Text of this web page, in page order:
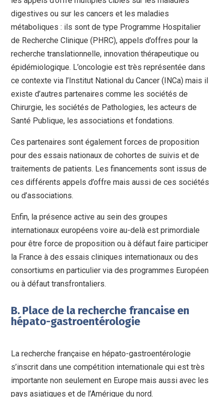
digestives ou sur les cancers et les maladies
métaboliques : ils sont de type Programme Hospitalier
de Recherche Clinique (PHRC), appels d’offres pour la
recherche translationnelle, innovation thérapeutique ou
épidémiologique. L’oncologie est très représentée dans
ce contexte via l’Institut National du Cancer (INCa) mais il
existe d’autres partenaires comme les sociétés de
Chirurgie, les sociétés de Pathologies, les acteurs de
Santé Publique, les associations et fondations.
Ces partenaires sont également forces de proposition
pour des essais nationaux de cohortes de suivis et de
traitements de patients. Les financements sont issus de
ces différents appels d’offre mais aussi de ces sociétés
ou d’associations.
Enfin, la présence active au sein des groupes
internationaux européens voire au-delà est primordiale
pour être force de proposition ou à défaut faire participer
la France à des essais cliniques internationaux ou des
consortiums en particulier via des programmes Européen
ou à défaut transfrontaliers.
B. Place de la recherche francaise en
hépato-gastroentérologie
La recherche française en hépato-gastroentérologie
s’inscrit dans une compétition internationale qui est très
importante non seulement en Europe mais aussi avec les
pays asiatiques et de l’Amérique du nord.